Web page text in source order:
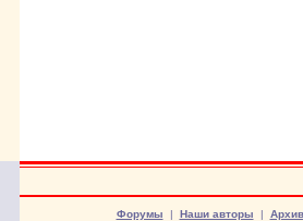
Форумы | Наши авторы | Архив